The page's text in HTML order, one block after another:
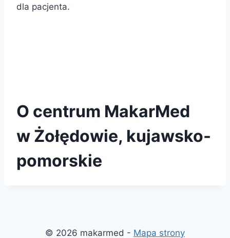
dla pacjenta.
O centrum MakarMed
w Żołędowie, kujawsko-
pomorskie
© 2026 makarmed - Mapa strony